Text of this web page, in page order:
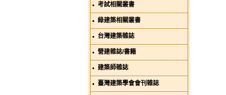
考試相關叢書
綠建築相關叢書
台灣建築雜誌
營建雜誌/書籍
建築師雜誌
臺灣建築學會會刊雜誌